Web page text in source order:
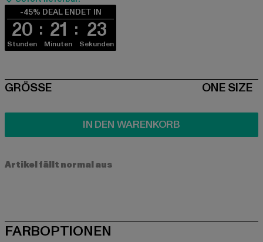
-45% DEAL ENDET IN
20
Stunden
21
Minuten
22
Sekunden
SIZE
GRÖSSE ONE SIZE
IN DEN WARENKORB
Artikel fällt normal aus
FARBOPTIONEN